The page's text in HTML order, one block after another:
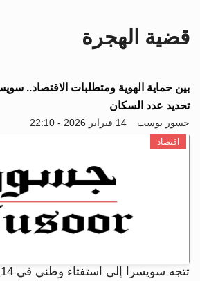
a
o
n
قضية الهجرة
بين حماية الهوية ومتطلبات الاقتصاد..
تحديد عدد السكان
جسور بوست 14 فبراير 2026 - 22:10
اقتصاد